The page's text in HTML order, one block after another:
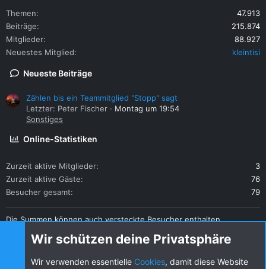
Themen
47.913
Beiträge
215.874
Mitglieder
88.927
Neuestes Mitglied
kleintisi
Neueste Beiträge
Zählen bis ein Teammitglied "Stopp" sagt
Letzter: Peter Fischer
Montag um 19:54
Sonstiges
Online-Statistiken
Zurzeit aktive Mitglieder
3
Zurzeit aktive Gäste
76
Besucher gesamt
79
Die Summen können auch versteckte Besucher enthalten.
Diese Seite teilen
Wir schützen deine Privatsphäre
Wir verwenden essentielle Cookies, damit diese Website